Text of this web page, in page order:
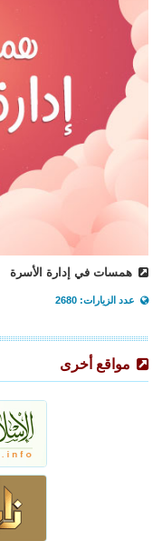
همسات في إدارة الأسرة
عدد الزيارات: 2680
مواقع أخرى